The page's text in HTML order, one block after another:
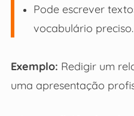
Pode escrever
vocabulário preciso.
Exemplo: Redigir um
uma apresentação